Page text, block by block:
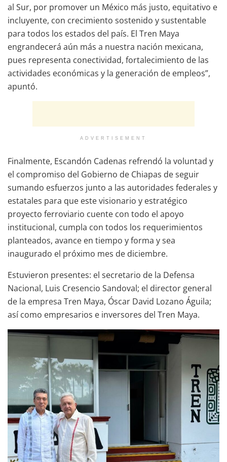
al Sur, por promover un México más justo, equitativo e
incluyente, con crecimiento sostenido y sustentable
para todos los estados del país. El Tren Maya
engrandecerá aún más a nuestra nación mexicana,
pues representa conectividad, fortalecimiento de las
actividades económicas y la generación de empleos”,
apuntó.
ADVERTISEMENT
Finalmente, Escandón Cadenas refrendó la voluntad y
el compromiso del Gobierno de Chiapas de seguir
sumando esfuerzos junto a las autoridades federales y
estatales para que este visionario y estratégico
proyecto ferroviario cuente con todo el apoyo
institucional, cumpla con todos los requerimientos
planteados, avance en tiempo y forma y sea
inaugurado el próximo mes de diciembre.
Estuvieron presentes: el secretario de la Defensa
Nacional, Luis Cresencio Sandoval; el director general
de la empresa Tren Maya, Óscar David Lozano Águila;
así como empresarios e inversores del Tren Maya.